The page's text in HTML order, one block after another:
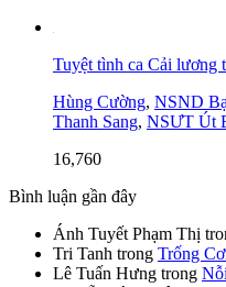
Tuyệt tình ca Cải lương
Hùng Cường, NSND
Thanh Sang, NSƯT Út
16,760
Bình luận gần đây
Ánh Tuyết Phạm Thị
Tri Tanh trong Trống
Lê Tuấn Hưng trong